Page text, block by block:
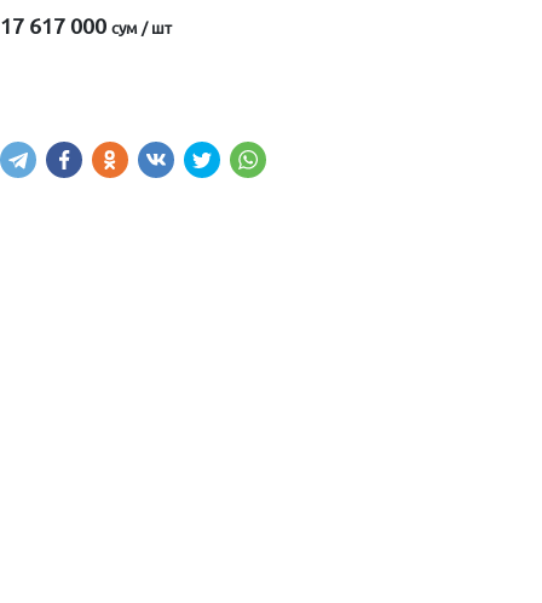
17 617 000 сум / шт